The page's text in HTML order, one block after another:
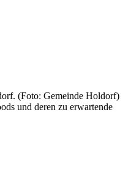
(Foto: Gemeinde Holdorf)
und deren zu erwartende